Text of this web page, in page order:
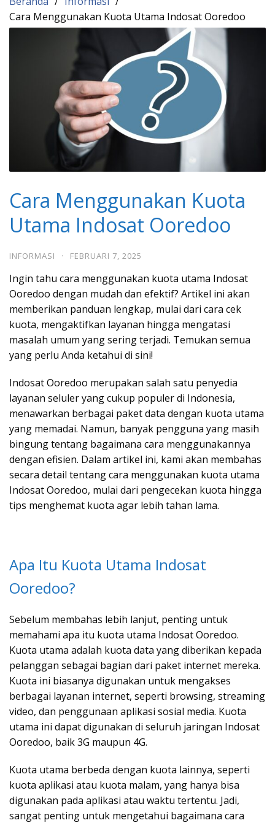
Cara Menggunakan Kuota Utama Indosat Ooredoo
Cara Menggunakan Kuota
Utama Indosat Ooredoo
INFORMASI · FEBRUARI 7, 2025
Ingin tahu cara menggunakan kuota utama Indosat
Ooredoo dengan mudah dan efektif? Artikel ini akan
memberikan panduan lengkap, mulai dari cara cek
kuota, mengaktifkan layanan hingga mengatasi
masalah umum yang sering terjadi. Temukan semua
yang perlu Anda ketahui di sini!
Indosat Ooredoo merupakan salah satu penyedia
layanan seluler yang cukup populer di Indonesia,
menawarkan berbagai paket data dengan kuota utama
yang memadai. Namun, banyak pengguna yang masih
bingung tentang bagaimana cara menggunakannya
dengan efisien. Dalam artikel ini, kami akan membahas
secara detail tentang cara menggunakan kuota utama
Indosat Ooredoo, mulai dari pengecekan kuota hingga
tips menghemat kuota agar lebih tahan lama.
Apa Itu Kuota Utama Indosat
Ooredoo?
Sebelum membahas lebih lanjut, penting untuk
memahami apa itu kuota utama Indosat Ooredoo.
Kuota utama adalah kuota data yang diberikan kepada
pelanggan sebagai bagian dari paket internet mereka.
Kuota ini biasanya digunakan untuk mengakses
berbagai layanan internet, seperti browsing, streaming
video, dan penggunaan aplikasi sosial media. Kuota
utama ini dapat digunakan di seluruh jaringan Indosat
Ooredoo, baik 3G maupun 4G.
Kuota utama berbeda dengan kuota lainnya, seperti
kuota aplikasi atau kuota malam, yang hanya bisa
digunakan pada aplikasi atau waktu tertentu. Jadi,
sangat penting untuk mengetahui bagaimana cara